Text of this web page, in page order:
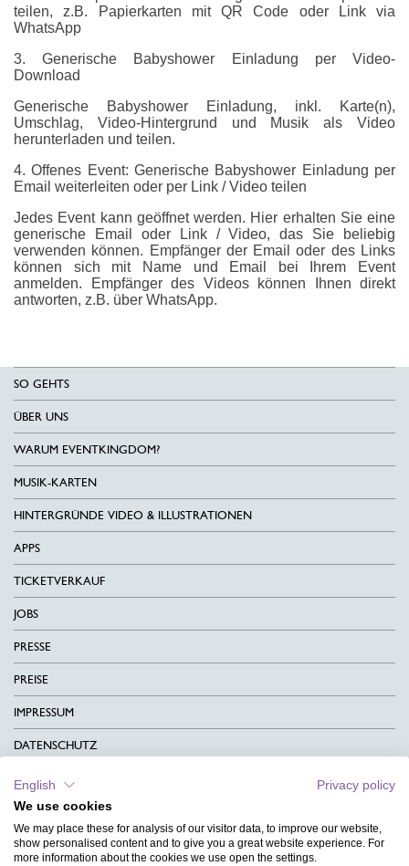
teilen, z.B. Papierkarten mit QR Code oder Link via
WhatsApp
3. Generische Babyshower Einladung per Video-
Download
Generische Babyshower Einladung, inkl. Karte(n),
Umschlag, Video-Hintergrund und Musik als Video
herunterladen und teilen.
4. Offenes Event: Generische Babyshower Einladung per
Email weiterleiten oder per Link / Video teilen
Jedes Event kann geöffnet werden. Hier erhalten Sie eine
generische Email oder Link / Video, das Sie beliebig
verwenden können. Empfänger der Email oder des Links
können sich mit Name und Email bei Ihrem Event
anmelden. Empfänger des Videos können Ihnen direkt
antworten, z.B. über WhatsApp.
SO GEHTS
ÜBER UNS
WARUM EVENTKINGDOM?
MUSIK-KARTEN
HINTERGRÜNDE VIDEO & ILLUSTRATIONEN
APPS
TICKETVERKAUF
JOBS
PRESSE
PREISE
IMPRESSUM
DATENSCHUTZ
KONTAKT
AGB
CHARITY
English
Privacy policy
We use cookies
We may place these for analysis of our visitor data, to improve our website,
show personalised content and to give you a great website experience. For
more information about the cookies we use open the settings.